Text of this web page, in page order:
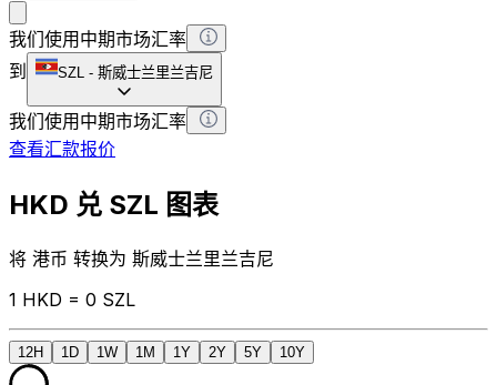
我们使用中期市场汇率
到
SZL - 斯威士兰里兰吉尼
我们使用中期市场汇率
查看汇款报价
HKD 兑 SZL 图表
将 港币 转换为 斯威士兰里兰吉尼
1 HKD = 0 SZL
12H 1D 1W 1M 1Y 2Y 5Y 10Y